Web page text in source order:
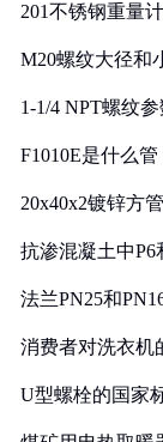
201不锈钢重量
M20螺纹大径和
1-1/4 NPT螺纹
F1010E是什么
20x40x2镀锌方
抗渗混凝土中P6
法兰PN25和
消费者对洗衣机
U型螺栓的国家